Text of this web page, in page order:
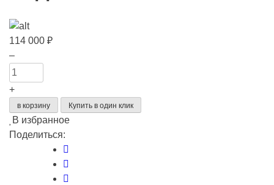
114 000 ₽
Количество
товара
ТСД
Urovo
DT50P
RFID
–
+
в корзину Купить в один клик
В избранное
Поделиться: